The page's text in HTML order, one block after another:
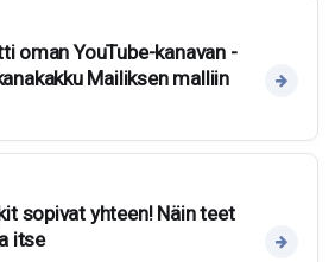
oman YouTube-kanavan -
Mailiksen malliin
sopivat yhteen! Näin teet
itse